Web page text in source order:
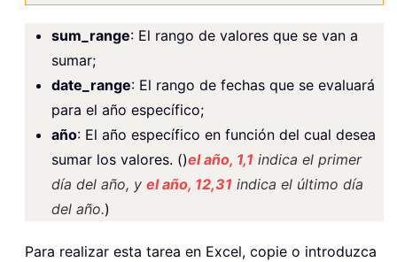
sum_range: El rango de valores que se van a
sumar;
date_range: El rango de fechas que se evaluará
para el año específico;
año: El año específico en función del cual desea
sumar los valores. ()el año, 1,1 indica el primer
día del año, y el año, 12,31 indica el último día
del año.)
Para realizar esta tarea en Excel, copie o introduzca